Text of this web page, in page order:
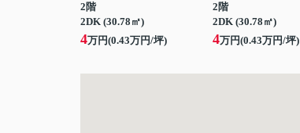
2階
2DK (30.78㎡)
4万円(0.43万円/坪)
2階
2DK (30.78㎡)
4万円(0.43万円/坪)